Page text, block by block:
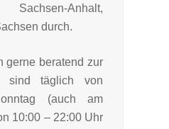
Anhalt,
durch.
gerne beratend zur
sind täglich von
(auch am
10:00 – 22:00 Uhr